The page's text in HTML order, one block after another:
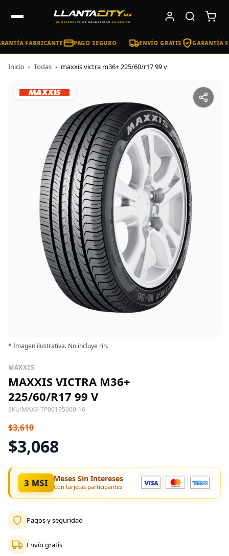
FABRICANTE PAGO SEGURO ENVÍO GRATIS GARANTÍA
Inicio › Todas › maxxis victra m36+ 225/60/r17 99 v
* Imagen ilustrativa. No incluye rin.
MAXXIS
MAXXIS VICTRA M36+
225/60/R17 99 V
SKU:MAXX-TP00195000-16
$3,610
$3,068
3 MSI Meses Sin Intereses
Con tarjetas participantes
Pagos y seguridad
Envío gratis